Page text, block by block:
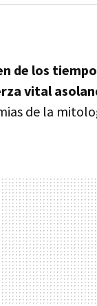
de los
vital
de la